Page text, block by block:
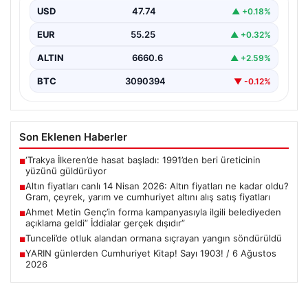
fiyatları
{"title": "14 Nisan 2026 Güncel Altın Fiyatları: Gram,
Çeyrek, Yarım ve Cumhuriyet Altını Satış…
USD 47.74 ▲ +0.18%
EUR 55.25 ▲ +0.32%
ALTIN 6660.6 ▲ +2.59%
BTC 3090394 ▼ -0.12%
Son Eklenen Haberler
■‘Trakya İlkeren’de hasat başladı: 1991’den beri üreticinin
yüzünü güldürüyor
■Altın fiyatları canlı 14 Nisan 2026: Altın fiyatları ne kadar oldu?
Gram, çeyrek, yarım ve cumhuriyet altını alış satış fiyatları
■Ahmet Metin Genç’in forma kampanyasıyla ilgili belediyeden
açıklama geldi” İddialar gerçek dışıdır”
■Tunceli’de otluk alandan ormana sıçrayan yangın söndürüldü
■YARIN günlerden Cumhuriyet Kitap! Sayı 1903! / 6 Ağustos
2026